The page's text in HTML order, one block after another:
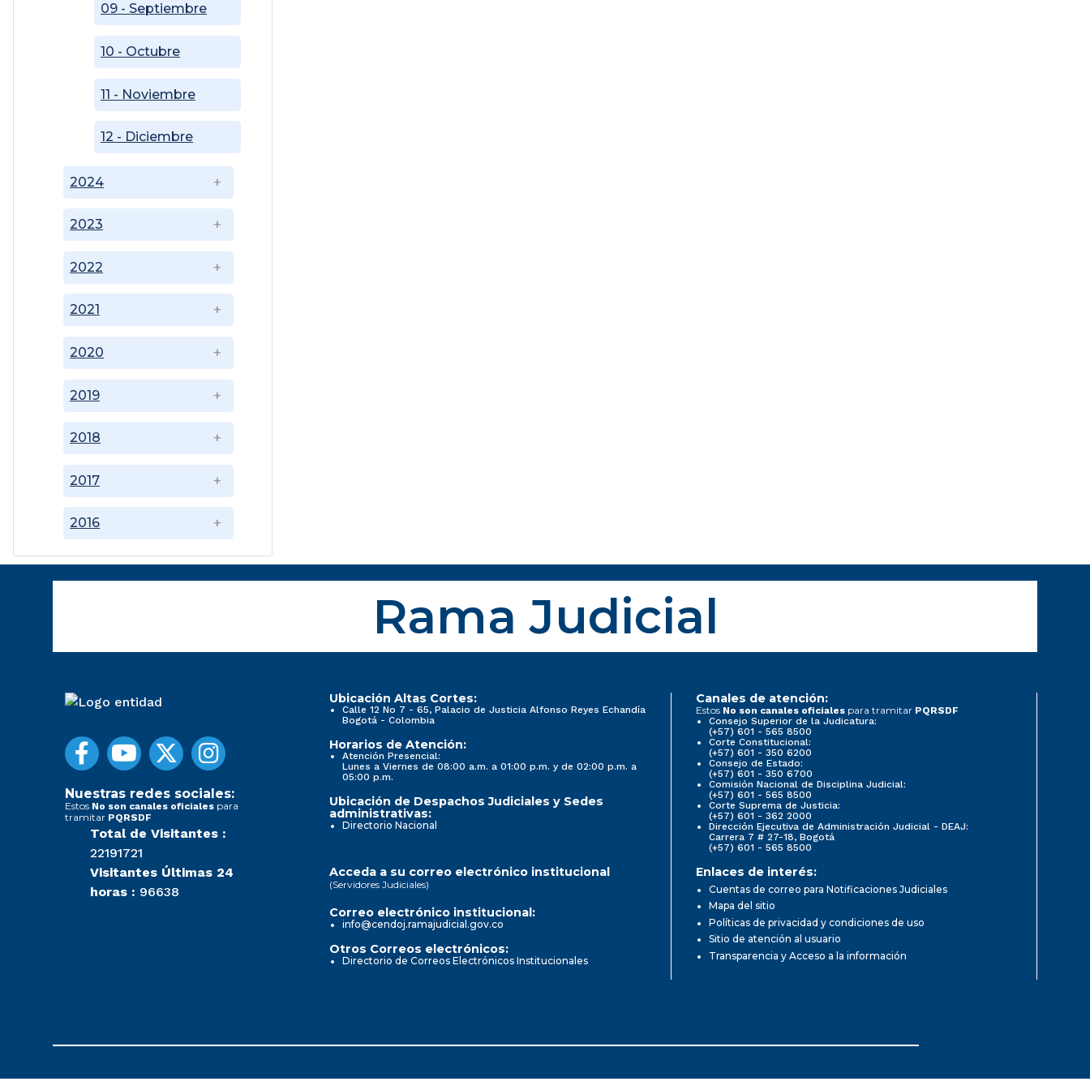
2016
2017
2018
2019
2020
2021
2022
2023
2024
09 - Septiembre
10 - Octubre
11 - Noviembre
12 - Diciembre
Rama Judicial
Nuestras redes sociales:
Estos No son canales oficiales para
tramitar PQRSDF
Total de Visitantes :
22191721
Visitantes Últimas 24
horas : 96638
Ubicación Altas Cortes:
Calle 12 No 7 - 65, Palacio de Justicia Alfonso Reyes Echandía
Bogotá - Colombia
Horarios de Atención:
Atención Presencial:
Lunes a Viernes de 08:00 a.m. a 01:00 p.m. y de 02:00 p.m. a
05:00 p.m.
Ubicación de Despachos Judiciales y Sedes
administrativas:
Directorio Nacional
Canales de atención:
Estos No son canales oficiales para tramitar PQRSDF
Consejo Superior de la Judicatura:
(+57) 601 - 565 8500
Corte Constitucional:
(+57) 601 - 350 6200
Consejo de Estado:
(+57) 601 - 350 6700
Comisión Nacional de Disciplina Judicial:
(+57) 601 - 565 8500
Corte Suprema de Justicia:
(+57) 601 - 362 2000
Dirección Ejecutiva de Administración Judicial - DEAJ:
Carrera 7 # 27-18, Bogotá
(+57) 601 - 565 8500
Acceda a su correo electrónico institucional
(Servidores Judiciales)
Correo electrónico institucional:
info@cendoj.ramajudicial.gov.co
Otros Correos electrónicos:
Directorio de Correos Electrónicos Institucionales
Enlaces de interés:
Cuentas de correo para Notificaciones Judiciales
Mapa del sitio
Políticas de privacidad y condiciones de uso
Sitio de atención al usuario
Transparencia y Acceso a la información